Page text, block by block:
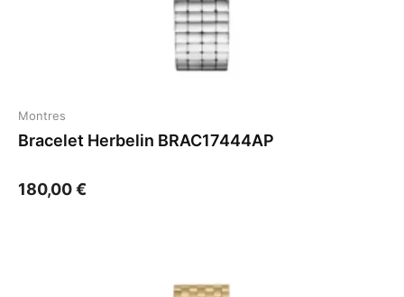
Montres
Bracelet Herbelin BRAC17444AP
180,00€